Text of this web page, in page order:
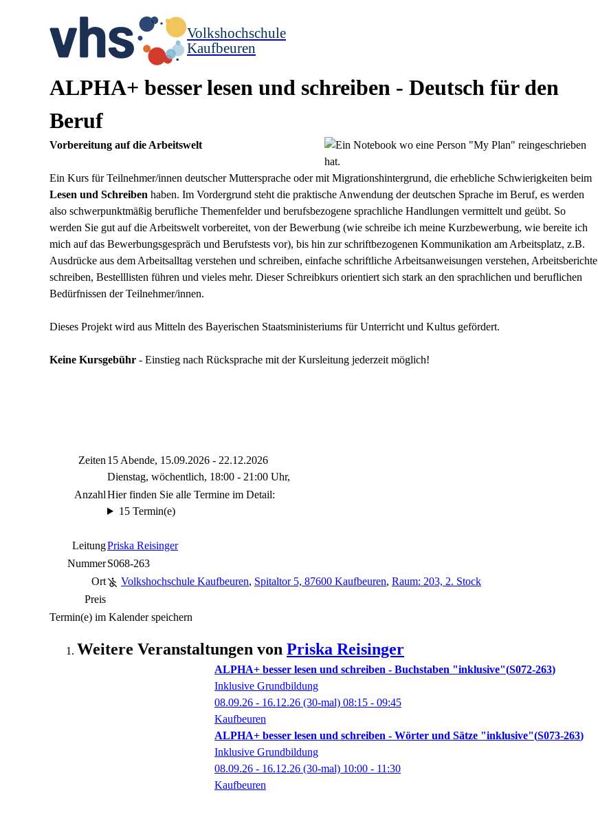
Volkshochschule
Kaufbeuren
ALPHA+ besser lesen und schreiben - Deutsch für den
Beruf
Vorbereitung auf die Arbeitswelt
Ein Kurs für Teilnehmer/innen deutscher Muttersprache oder mit Migrationshintergrund, die erhebliche Schwierigkeiten beim
Lesen und Schreiben haben. Im Vordergrund steht die praktische Anwendung der deutschen Sprache im Beruf, es werden
also schwerpunktmäßig berufliche Themenfelder und berufsbezogene sprachliche Handlungen vermittelt und geübt. So
werden Sie gut auf die Arbeitswelt vorbereitet, von der Bewerbung (wie schreibe ich meine Kurzbewerbung, wie bereite ich
mich auf das Bewerbungsgespräch und Berufstests vor), bis hin zur schriftbezogenen Kommunikation am Arbeitsplatz, z.B.
Ausdrücke aus dem Arbeitsalltag verstehen und schreiben, einfache schriftliche Arbeitsanweisungen verstehen, Arbeitsberichte
schreiben, Bestelllisten führen und vieles mehr. Dieser Schreibkurs orientiert sich stark an den sprachlichen und beruflichen
Bedürfnissen der Teilnehmer/innen.
Dieses Projekt wird aus Mitteln des Bayerischen Staatsministeriums für Unterricht und Kultus gefördert.
Keine Kursgebühr - Einstieg nach Rücksprache mit der Kursleitung jederzeit möglich!
Zeiten 15 Abende, 15.09.2026 - 22.12.2026
Dienstag, wöchentlich, 18:00 - 21:00 Uhr,
AnzahlHier finden Sie alle Termine im Detail:
15 Termin(e)
LeitungPriska Reisinger
NummerS068-263
Ort
Volkshochschule Kaufbeuren, Spitaltor 5, 87600 Kaufbeuren, Raum: 203, 2. Stock
Preis
Termin(e) im Kalender speichern
Weitere Veranstaltungen von Priska Reisinger
ALPHA+ besser lesen und schreiben - Buchstaben "inklusive" S072-263
Inklusive Grundbildung
08.09.26 - 16.12.26 (30-mal) 08:15 - 09:45
Kaufbeuren
ALPHA+ besser lesen und schreiben - Wörter und Sätze "inklusive" S073-263
Inklusive Grundbildung
08.09.26 - 16.12.26 (30-mal) 10:00 - 11:30
Kaufbeuren